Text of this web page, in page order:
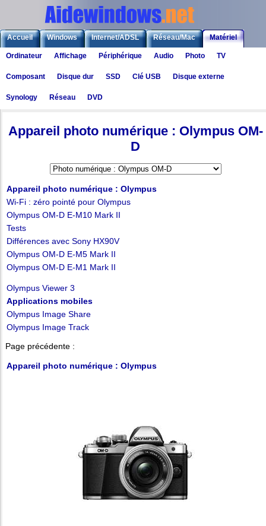
Accueil Windows Internet/ADSL Réseau/Mac Matériel
Logiciels Liens Jeux
Ordinateur Affichage Périphérique Audio Photo TV
Composant Disque dur SSD Clé USB Disque externe
Synology Réseau DVD
Appareil photo numérique : Olympus OM-
D
Appareil photo numérique : Olympus
Wi-Fi : zéro pointé pour Olympus
Olympus OM-D E-M10 Mark II
Tests
Différences avec Sony HX90V
Olympus OM-D E-M5 Mark II
Olympus OM-D E-M1 Mark II
Olympus Viewer 3
Applications mobiles
Olympus Image Share
Olympus Image Track
Page précédente :
Appareil photo numérique : Olympus